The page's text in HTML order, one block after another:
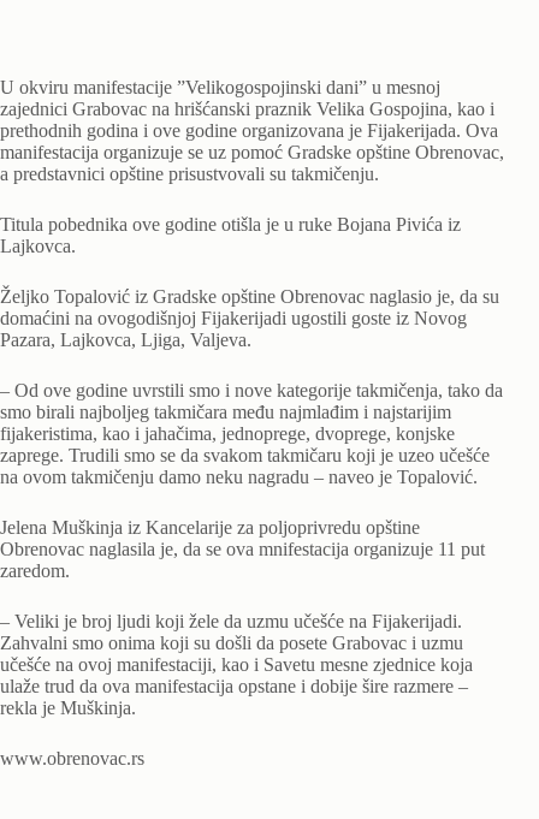
U okviru manifestacije ”Velikogospojinski dani” u mesnoj
zajednici Grabovac na hrišćanski praznik Velika Gospojina, kao i
prethodnih godina i ove godine organizovana je Fijakerijada. Ova
manifestacija organizuje se uz pomoć Gradske opštine Obrenovac,
a predstavnici opštine prisustvovali su takmičenju.
Titula pobednika ove godine otišla je u ruke Bojana Pivića iz
Lajkovca.
Željko Topalović iz Gradske opštine Obrenovac naglasio je, da su
domaćini na ovogodišnjoj Fijakerijadi ugostili goste iz Novog
Pazara, Lajkovca, Ljiga, Valjeva.
– Od ove godine uvrstili smo i nove kategorije takmičenja, tako da
smo birali najboljeg takmičara među najmlađim i najstarijim
fijakeristima, kao i jahačima, jednoprege, dvoprege, konjske
zaprege. Trudili smo se da svakom takmičaru koji je uzeo učešće
na ovom takmičenju damo neku nagradu – naveo je Topalović.
Jelena Muškinja iz Kancelarije za poljoprivredu opštine
Obrenovac naglasila je, da se ova mnifestacija organizuje 11 put
zaredom.
– Veliki je broj ljudi koji žele da uzmu učešće na Fijakerijadi.
Zahvalni smo onima koji su došli da posete Grabovac i uzmu
učešće na ovoj manifestaciji, kao i Savetu mesne zjednice koja
ulaže trud da ova manifestacija opstane i dobije šire razmere –
rekla je Muškinja.
www.obrenovac.rs